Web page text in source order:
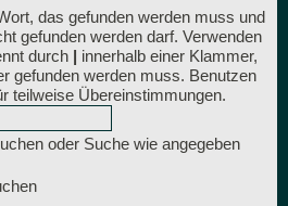
das gefunden werden muss und
gefunden werden darf. Verwenden
durch | innerhalb einer Klammer,
gefunden werden muss. Benutzen
teilweise Übereinstimmungen.
oder Suche wie angegeben